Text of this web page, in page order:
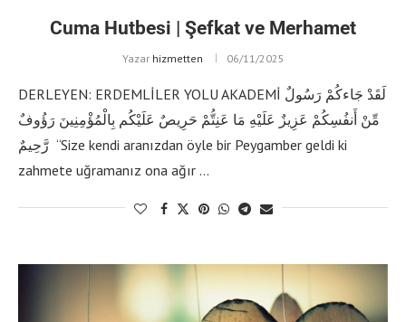
Cuma Hutbesi | Şefkat ve Merhamet
Yazar hizmetten 06/11/2025
DERLEYEN: ERDEMLİLER YOLU AKADEMİ لَقَدْ جَاءكُمْ رَسُولٌ
مِّنْ أَنفُسِكُمْ عَزِيزٌ عَلَيْهِ مَا عَنِتُّمْ حَرِيصٌ عَلَيْكُم بِالْمُؤْمِنِينَ رَؤُوفٌ
رَّحِيمٌ “Size kendi aranızdan öyle bir Peygamber geldi ki
zahmete uğramanız ona ağır …